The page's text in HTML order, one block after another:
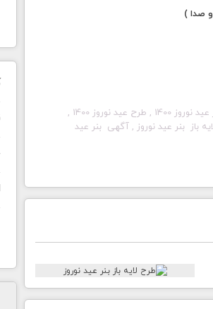
صدا )
عید نوروز 1400 , طرح عید نوروز 1400
,
باز بنر عید نوروز , آگهی بنر عید